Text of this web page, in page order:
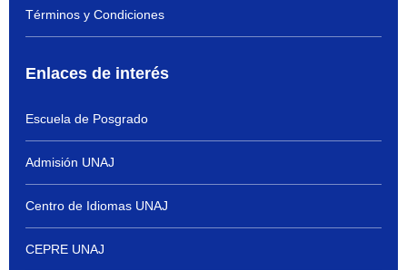
Términos y Condiciones
Enlaces de interés
Escuela de Posgrado
Admisión UNAJ
Centro de Idiomas UNAJ
CEPRE UNAJ